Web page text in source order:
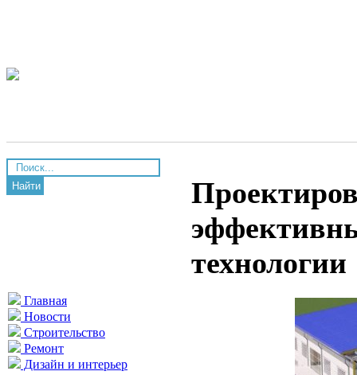
Найти
Главная
Новости
Строительство
Ремонт
Дизайн и интерьер
технологии